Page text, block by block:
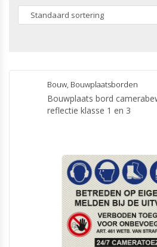
Bouw, Bouwplaatsborden
Bouwplaats bord
reflectie klasse 1 en 3